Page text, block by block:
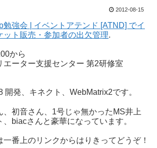
2012-08-15
強会 | イベントアテンド [ATND] でイ
ット販売・参加者の出欠管理.
から
エーター支援センター 第2研修室
開発、キネクト、WebMatrix2です。
、初音さん、1号じゃ無かったMS井上
biacさんと豪華になっています。
番上のリンクからはりきってどうぞ！